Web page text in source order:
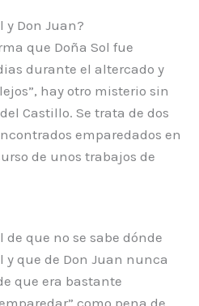
y Don Juan?
que Doña Sol fue
durante el altercado y
hay otro misterio sin
Castillo. Se trata de dos
emparedados en
de unos trabajos de
que no se sabe dónde
y que de Don Juan nunca
que era bastante
como pena de